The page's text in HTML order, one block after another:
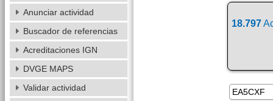
18.797
Anunciar actividad
Buscador de referencias
Acreditaciones IGN
DVGE MAPS
Validar actividad